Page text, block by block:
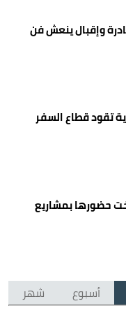
وإقبال ينعش فن
تقود قطاع السفر
حضورها بمشاريع
أسبوع شهر